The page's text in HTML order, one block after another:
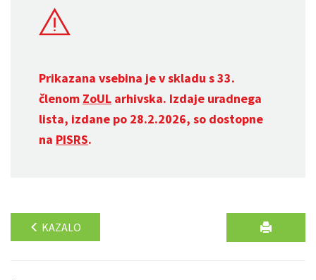
Prikazana vsebina je v skladu s 33.
členom ZoUL arhivska. Izdaje uradnega
lista, izdane po 28.2.2026, so dostopne
na PISRS.
KAZALO